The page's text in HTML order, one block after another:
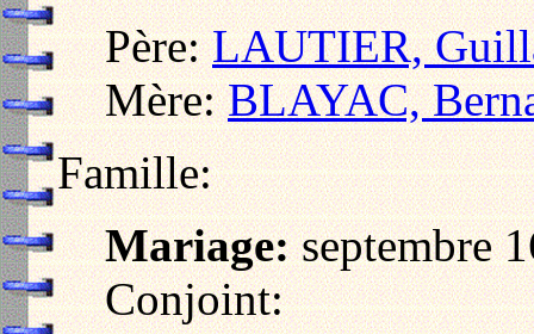
Père:LAUTIER,
Mère:BLAYAC,
Famille:
Mariage:septembre
Conjoint: